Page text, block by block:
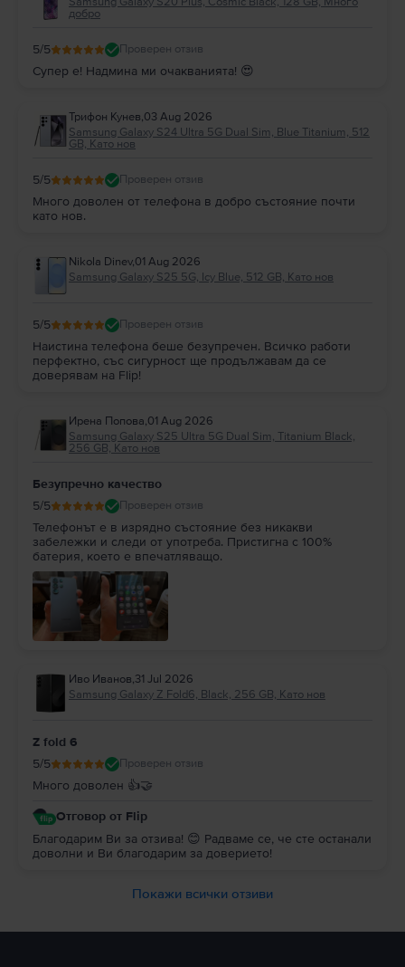
добро
5/5 Проверен отзив
Супер е! Надмина ми очакванията! 😍
Трифон Кунев,03 Aug 2026
Samsung Galaxy S24 Ultra 5G Dual Sim, Blue Titanium, 512
GB, Като нов
5/5 Проверен отзив
Много доволен от телефона в добро състояние почти
като нов.
Nikola Dinev,01 Aug 2026
Samsung Galaxy S25 5G, Icy Blue, 512 GB, Като нов
5/5 Проверен отзив
Наистина телефона беше безупречен. Всичко работи
перфектно, със сигурност ще продължавам да се
доверявам на Flip!
Ирена Попова,01 Aug 2026
Samsung Galaxy S25 Ultra 5G Dual Sim, Titanium Black,
256 GB, Като нов
Безупречно качество
5/5 Проверен отзив
Телефонът е в изрядно състояние без никакви
забележки и следи от употреба. Пристигна с 100%
батерия, което е впечатляващо.
Иво Иванов,31 Jul 2026
Samsung Galaxy Z Fold6, Black, 256 GB, Като нов
Z fold 6
5/5 Проверен отзив
Много доволен 👍🤝
Отговор от Flip
Благодарим Ви за отзива! 😊 Радваме се, че сте останали
доволни и Ви благодарим за доверието!
Покажи всички отзиви